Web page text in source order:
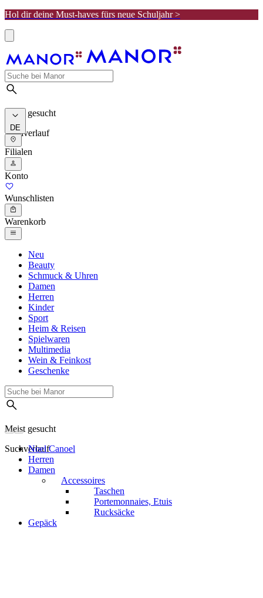
Hol dir deine Must-haves fürs neue Schuljahr >
Meist gesucht
Suchverlauf
DE
Filialen
Konto
Wunschlisten
Warenkorb
Neu
Beauty
Schmuck & Uhren
Damen
Herren
Kinder
Sport
Heim & Reisen
Spielwaren
Multimedia
Wein & Feinkost
Geschenke
Meist gesucht
SuchverlaufNoel Canoel
Herren
Damen
Accessoires
Taschen
Portemonnaies, Etuis
Rucksäcke
Gepäck